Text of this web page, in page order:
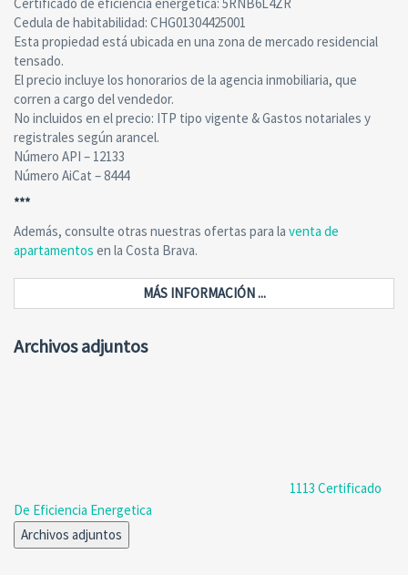
Cedula de habitabilidad: CHG01304425001
Esta propiedad está ubicada en una zona de mercado residencial
tensado.
El precio incluye los honorarios de la agencia inmobiliaria, que
corren a cargo del vendedor.
No incluidos en el precio: ITP tipo vigente & Gastos notariales y
registrales según arancel.
Número API – 12133
Número AiCat – 8444
***
Además, consulte otras nuestras ofertas para la venta de
apartamentos en la Costa Brava.
MÁS INFORMACIÓN ...
Archivos adjuntos
1113 Certificado
De Eficiencia Energetica
Archivos adjuntos